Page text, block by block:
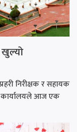
खुल्यो
निरीक्षक र सहायक
कार्यालयले आज एक